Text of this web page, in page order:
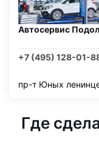
Автосервис
+7 (495) 128-01-
пр-т Юных
Где